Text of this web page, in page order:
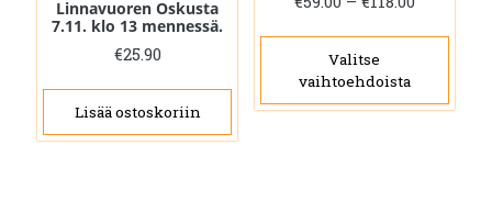
Linnavuoren Oskusta
7.11. klo 13 mennessä.
€25.90
Lisää ostoskoriin
Valitse
vaihtoehdoista